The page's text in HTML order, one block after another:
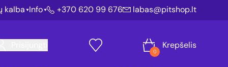
kalba Info +370 620 99 676 labas@pitshop.lt
0
Krepšelis